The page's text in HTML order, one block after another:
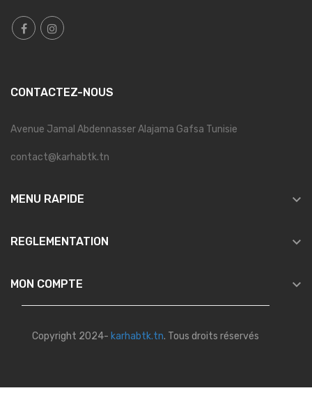
CONTACTEZ-NOUS
Avenue Jamal Abdennasser Alajama Gafsa Tunisie
contact@karhabtk.tn
MENU RAPIDE 
REGLEMENTATION 
MON COMPTE 
Copyright 2024- karhabtk.tn. Tous droits réservés